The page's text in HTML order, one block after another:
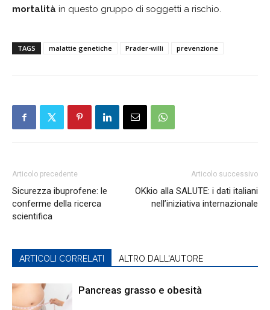
mortalità in questo gruppo di soggetti a rischio.
TAGS malattie genetiche Prader-willi prevenzione
Articolo precedente
Sicurezza ibuprofene: le
conferme della ricerca
scientifica
Articolo successivo
OKkio alla SALUTE: i dati italiani
nell’iniziativa internazionale
ARTICOLI CORRELATI ALTRO DALL'AUTORE
Pancreas grasso e obesità